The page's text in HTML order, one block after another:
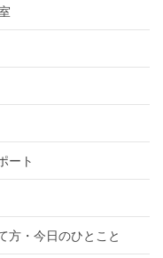
ート
方・今日のひとこと